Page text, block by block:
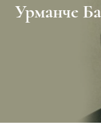
Урманче